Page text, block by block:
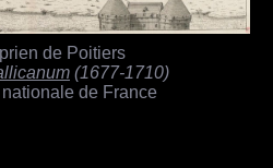
de Poitiers
(1677-1710)
de France